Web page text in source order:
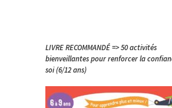
LIVRE RECOMMANDÉ => 50 activités
bienveillantes pour renforcer la
soi (6/12 ans)